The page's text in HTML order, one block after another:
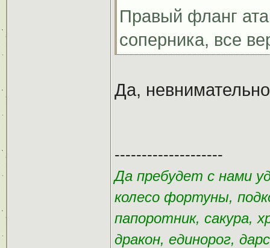
Правый фланг
соперника, все
Да,
--------------------
Да пребудет с нами
колесо фортуны,
папоротник, сакура,
дракон, единорог,